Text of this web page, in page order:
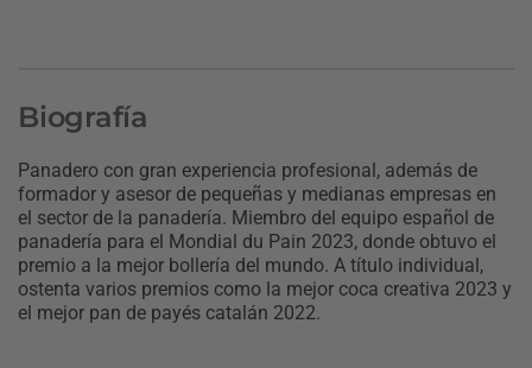
Biografía
Panadero con gran experiencia profesional, además de
formador y asesor de pequeñas y medianas empresas en
el sector de la panadería. Miembro del equipo español de
panadería para el Mondial du Pain 2023, donde obtuvo el
premio a la mejor bollería del mundo. A título individual,
ostenta varios premios como la mejor coca creativa 2023 y
el mejor pan de payés catalán 2022.